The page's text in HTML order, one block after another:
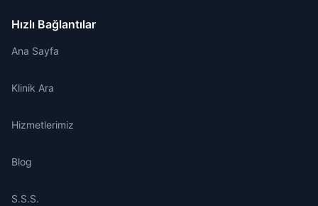
Hızlı Bağlantılar
Ana Sayfa
Klinik Ara
Hizmetlerimiz
Blog
S.S.S.